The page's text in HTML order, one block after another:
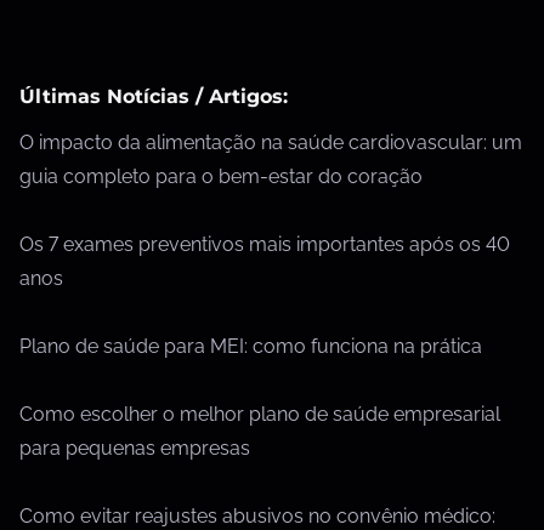
Últimas Notícias / Artigos:
O impacto da alimentação na saúde cardiovascular: um
guia completo para o bem-estar do coração
Os 7 exames preventivos mais importantes após os 40
anos
Plano de saúde para MEI: como funciona na prática
Como escolher o melhor plano de saúde empresarial
para pequenas empresas
Como evitar reajustes abusivos no convênio médico: